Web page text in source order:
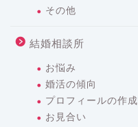
その他
結婚相談所
お悩み
婚活の傾向
プロフィールの作成
お見合い